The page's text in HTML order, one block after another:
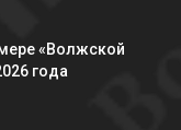
«Волжской
года